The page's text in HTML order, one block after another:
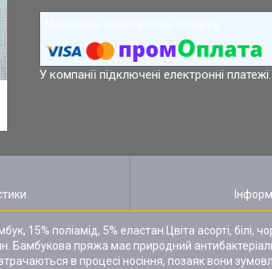
У компанії підключені електронні
15% поліамід, 5% еластан.Цвіта асорті, білі,
Бамбукова пряжа має природний
в процесі носіння, позаяк вони